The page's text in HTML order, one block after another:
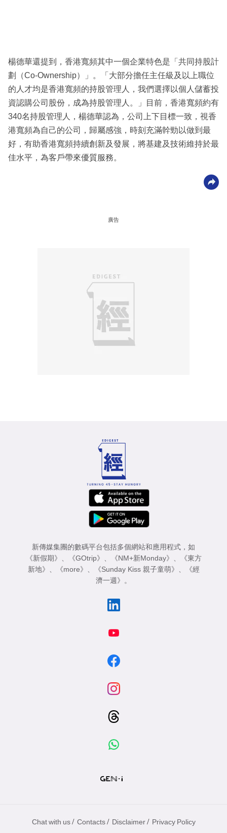
楊德華還提到，香港寬頻其中一個企業特色是「共同持股計
劃（Co-Ownership）」。「大部分擔任主任級及以上職位
的人才均是香港寬頻的持股管理人，我們選擇以個人儲蓄投
資認購公司股份，成為持股管理人。」目前，香港寬頻約有
340名持股管理人，楊德華認為，公司上下目標一致，視香
港寬頻為自己的公司，歸屬感強，時刻充滿幹勁以做到最
好，有助香港寬頻持續創新及發展，將基建及技術維持於最
佳水平，為客戶帶來優質服務。
廣告
新傳媒集團的數碼平台包括多個網站和應用程式，如
《新假期》
《GOtrip》 《NM+新Monday》
《東方
新地》
《more》 《Sunday Kiss 親子童萌》
《經
濟一週》
。
Chat with us / Contacts / Disclaimer / Privacy Policy